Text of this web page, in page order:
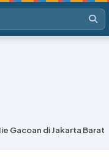
Gacoan di Jakarta Barat